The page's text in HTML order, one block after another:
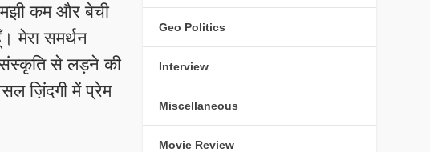
कम और बेची
मेरा समर्थन
संस्कृति से लड़ने की
ज़िंदगी में प्रेम
Geo Politics
Interview
Miscellaneous
Movie Review